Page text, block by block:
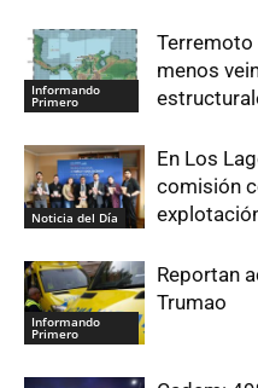
Informando
Primero
Terremoto
menos
Noticia del Día
En Los
comisión
Informando
Primero
Reportan
Trumao